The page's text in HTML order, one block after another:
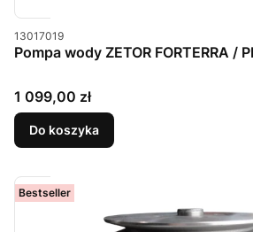
Kod produktu
13017019
Pompa wody ZETOR FORTERRA /
Cena
1 099,00 zł
Do koszyka
Bestseller